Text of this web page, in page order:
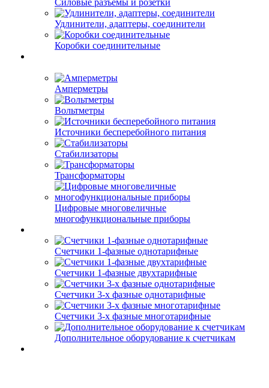
Силовые разъемы и розетки
Удлинители, адаптеры, соединители
Коробки соединительные
Амперметры
Вольтметры
Источники бесперебойного питания
Стабилизаторы
Трансформаторы
Цифровые многовеличные
многофункциональные приборы
Счетчики 1-фазные однотарифные
Счетчики 1-фазные двухтарифные
Счетчики 3-х фазные однотарифные
Счетчики 3-х фазные многотарифные
Дополнительное оборудование к счетчикам